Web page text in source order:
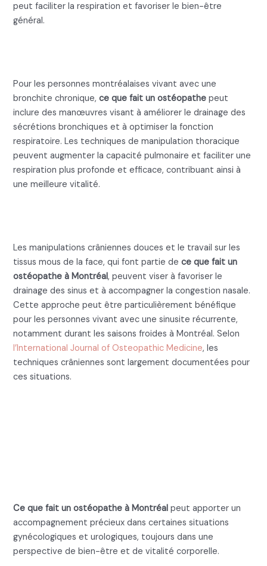
peut faciliter la respiration et favoriser le bien-être
général.
Pour les personnes montréalaises vivant avec une
bronchite chronique,ce que fait un ostéopathe peut
inclure des manœuvres visant à améliorer le drainage des
sécrétions bronchiques et à optimiser la fonction
respiratoire. Les techniques de manipulation thoracique
peuvent augmenter la capacité pulmonaire et faciliter une
respiration plus profonde et efficace, contribuant ainsi à
une meilleure vitalité.
Les manipulations crâniennes douces et le travail sur les
tissus mous de la face, qui font partie dece que fait un
ostéopathe à Montréal, peuvent viser à favoriser le
drainage des sinus et à accompagner la congestion nasale.
Cette approche peut être particulièrement bénéfique
pour les personnes vivant avec une sinusite récurrente,
notamment durant les saisons froides à Montréal. Selon
l’International Journal of Osteopathic Medicine, les
techniques crâniennes sont largement documentées pour
ces situations.
Ce que fait un ostéopathe à Montréal peut apporter un
accompagnement précieux dans certaines situations
gynécologiques et urologiques, toujours dans une
perspective de bien-être et de vitalité corporelle.